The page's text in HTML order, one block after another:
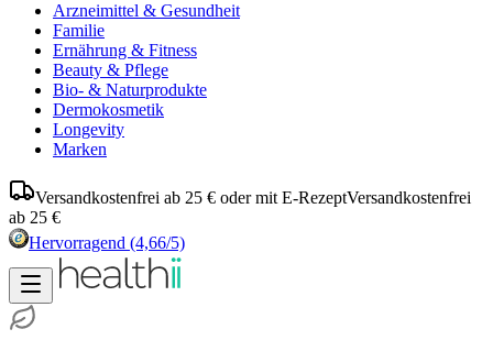
Arzneimittel & Gesundheit
Familie
Ernährung & Fitness
Beauty & Pflege
Bio- & Naturprodukte
Dermokosmetik
Longevity
Marken
Versandkostenfrei ab 25 € oder mit E-RezeptVersandkostenfrei
ab 25 €
Hervorragend (4,66/5)